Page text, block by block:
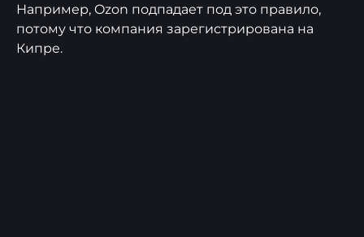
Например, Ozon подпадает под это правило,
потому что компания зарегистрирована на
Кипре.